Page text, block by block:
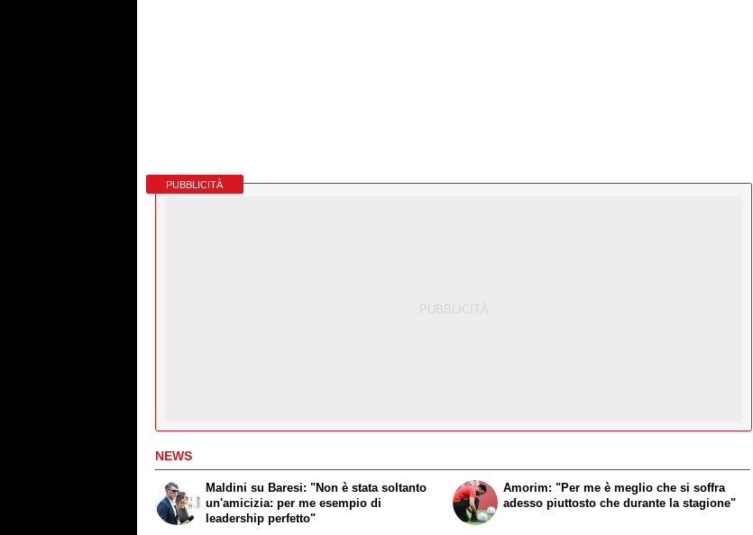
PUBBLICITÀ
NEWS
Maldini su Baresi: "Non è stata soltanto
un'amicizia: per me esempio di
leadership perfetto"
Amorim: "Per me è meglio che si soffra
adesso piuttosto che durante la stagione"